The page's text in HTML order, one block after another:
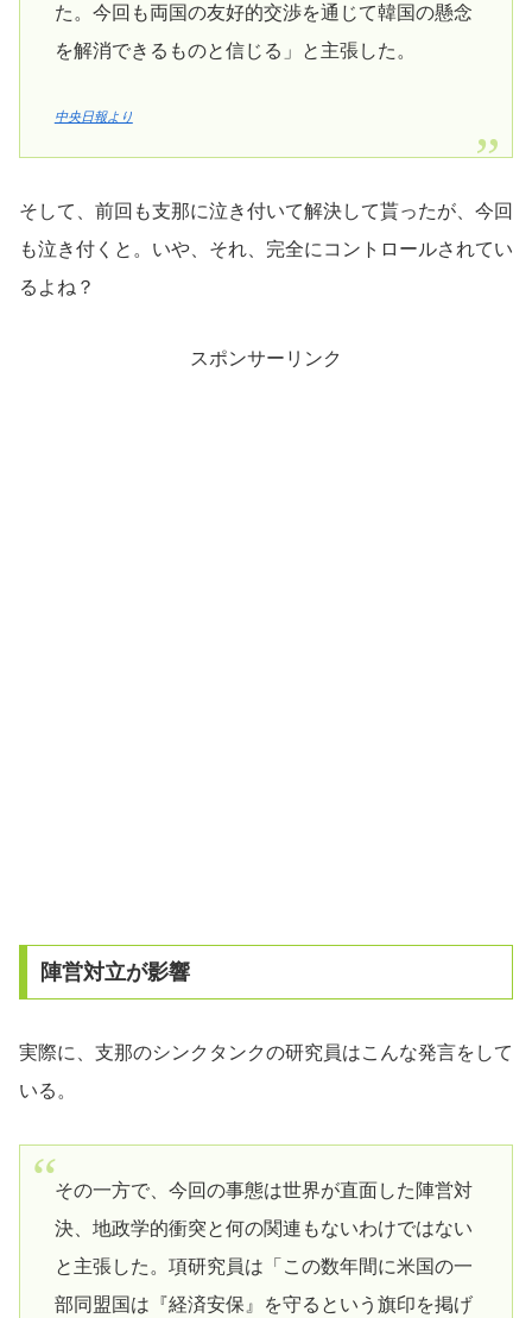
た。今回も両国の友好的交渉を通じて韓国の懸念
を解消できるものと信じる」と主張した。
中央日報より
そして、前回も支那に泣き付いて解決して貰ったが、今回
も泣き付くと。いや、それ、完全にコントロールされてい
るよね？
スポンサーリンク
陣営対立が影響
実際に、支那のシンクタンクの研究員はこんな発言をして
いる。
その一方で、今回の事態は世界が直面した陣営対
決、地政学的衝突と何の関連もないわけではない
と主張した。項研究員は「この数年間に米国の一
部同盟国は『経済安保』を守るという旗印を掲げ